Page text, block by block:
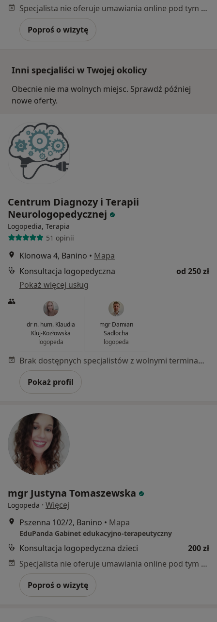
Specjalista nie oferuje umawiania online pod tym adresem.
Poproś o wizytę
Inni specjaliści w Twojej okolicy
Obecnie nie ma wolnych miejsc. Sprawdź później
nowe oferty.
Centrum Diagnozy i Terapii
Neurologopedycznej
Logopedia, Terapia
51 opinii
Klonowa 4, Banino • Mapa
Konsultacja logopedyczna
od 250 zł
Pokaż więcej usług
dr n. hum. Klaudia
Kluj-Kozłowska
logopeda
mgr Damian
Sadłocha
logopeda
Brak dostępnych specjalistów z wolnymi terminami w tym centrum medycznym.
Pokaż profil
mgr Justyna Tomaszewska
Logopeda · Więcej
Pszenna 102/2, Banino • Mapa
EduPanda Gabinet edukacyjno-terapeutyczny
Konsultacja logopedyczna dzieci
200 zł
Specjalista nie oferuje umawiania online pod tym adresem.
Poproś o wizytę